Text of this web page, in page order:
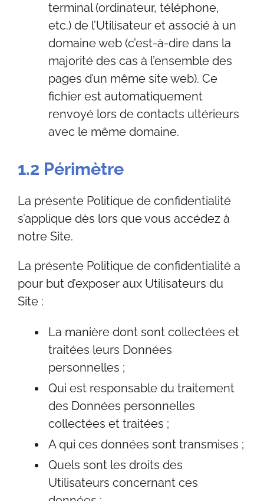
terminal (ordinateur, téléphone,
etc.) de l’Utilisateur et associé à un
domaine web (c’est-à-dire dans la
majorité des cas à l’ensemble des
pages d’un même site web). Ce
fichier est automatiquement
renvoyé lors de contacts ultérieurs
avec le même domaine.
1.2 Périmètre
La présente Politique de confidentialité
s’applique dès lors que vous accédez à
notre Site.
La présente Politique de confidentialité a
pour but d’exposer aux Utilisateurs du
Site :
La manière dont sont collectées et
traitées leurs Données
personnelles ;
Qui est responsable du traitement
des Données personnelles
collectées et traitées ;
A qui ces données sont transmises ;
Quels sont les droits des
Utilisateurs concernant ces